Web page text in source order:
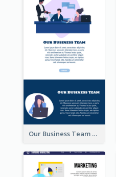
Our Business Team Landing Page